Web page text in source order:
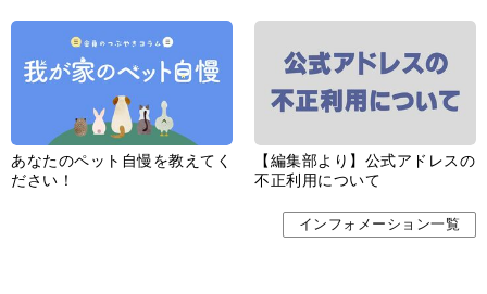
あなたのペット自慢を教えてく
ださい！
【編集部より】公式アドレスの
不正利用について
インフォメーション一覧